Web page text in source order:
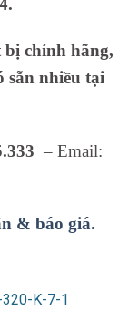
chính hãng,
sẵn nhiều tại
– Email:
& báo giá.
320-K-7-1